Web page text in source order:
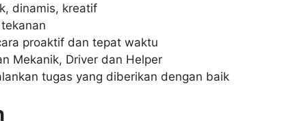
dinamis, kreatif
proaktif dan tepat waktu
Mekanik, Driver dan Helper
tugas yang diberikan dengan baik